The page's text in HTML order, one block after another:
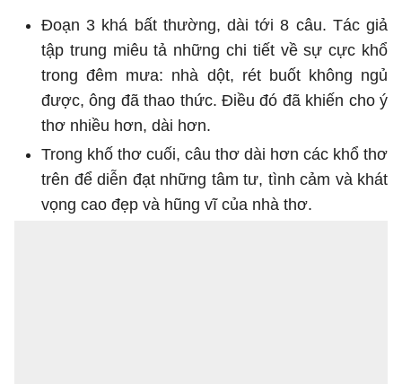
Đoạn 3 khá bất thường, dài tới 8 câu. Tác giả
tập trung miêu tả những chi tiết về sự cực khổ
trong đêm mưa: nhà dột, rét buốt không ngủ
được, ông đã thao thức. Điều đó đã khiến cho ý
thơ nhiều hơn, dài hơn.
Trong khố thơ cuối, câu thơ dài hơn các khổ thơ
trên để diễn đạt những tâm tư, tình cảm và khát
vọng cao đẹp và hũng vĩ của nhà thơ.